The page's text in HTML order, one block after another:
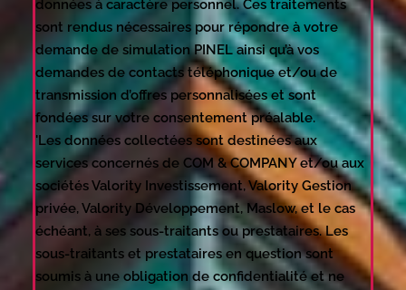
données à caractère personnel. Ces traitements
sont rendus nécessaires pour répondre à votre
demande de simulation PINEL ainsi qu’à vos
demandes de contacts téléphonique et/ou de
transmission d’offres personnalisées et sont
fondées sur votre consentement préalable.
'Les données collectées sont destinées aux
services concernés de COM & COMPANY et/ou aux
sociétés Valority Investissement, Valority Gestion
privée, Valority Développement, Maslow, et le cas
échéant, à ses sous-traitants ou prestataires. Les
sous-traitants et prestataires en question sont
soumis à une obligation de confidentialité et ne